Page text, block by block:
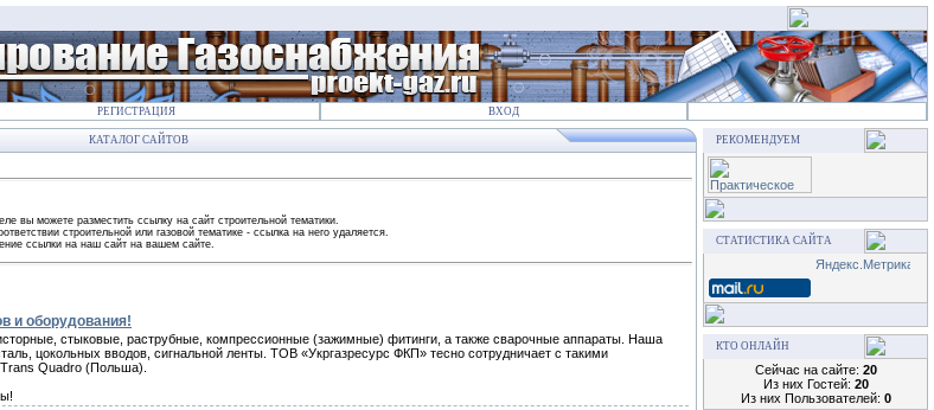
РЕГИСТРАЦИЯ ВХОД
КАТАЛОГ САЙТОВ
вы можете разместить ссылку на сайт строительной тематики.
строительной или газовой тематике - ссылка на него удаляется.
ссылки на наш сайт на вашем сайте.
и оборудования!
стыковые, раструбные, компрессионные (зажимные) фитинги, а также сварочные аппараты. Наша
цокольных вводов, сигнальной ленты. ТОВ «Укргазресурс ФКП» тесно сотрудничает с такими
Quadro (Польша).
РЕКОМЕНДУЕМ
СТАТИСТИКА САЙТА
КТО ОНЛАЙН
Сейчас на сайте: 20
Из них Гостей: 20
Из них Пользователей: 0